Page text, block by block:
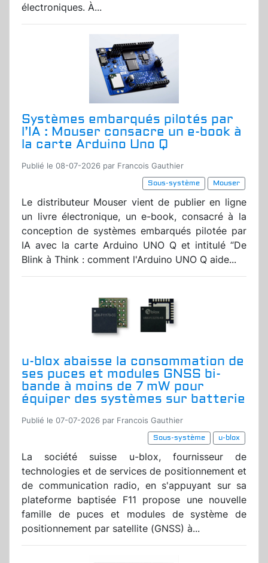
électroniques. À...
Systèmes embarqués pilotés par
l’IA : Mouser consacre un e-book à
la carte Arduino Uno Q
Publié le 08-07-2026 par Francois Gauthier
Sous-système
Mouser
Le distributeur Mouser vient de publier en ligne
un livre électronique, un e-book, consacré à la
conception de systèmes embarqués pilotée par
IA avec la carte Arduino UNO Q et intitulé “De
Blink à Think : comment l'Arduino UNO Q aide...
u-blox abaisse la consommation de
ses puces et modules GNSS bi-
bande à moins de 7 mW pour
équiper des systèmes sur batterie
Publié le 07-07-2026 par Francois Gauthier
Sous-système
u-blox
La société suisse u-blox, fournisseur de
technologies et de services de positionnement et
de communication radio, en s'appuyant sur sa
plateforme baptisée F11 propose une nouvelle
famille de puces et modules de système de
positionnement par satellite (GNSS) à...